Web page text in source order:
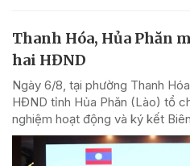
Thanh Hóa, Hủa Phăn
hai HĐND
Ngày 6/8, tại phường Thanh
HĐND tỉnh Hủa Phăn (Lào) tổ
nghiệm hoạt động và ký kết